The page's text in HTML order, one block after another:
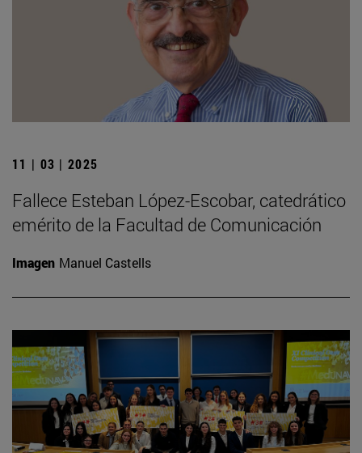
11 | 03 | 2025
Fallece Esteban López-Escobar, catedrático
emérito de la Facultad de Comunicación
Imagen Manuel Castells